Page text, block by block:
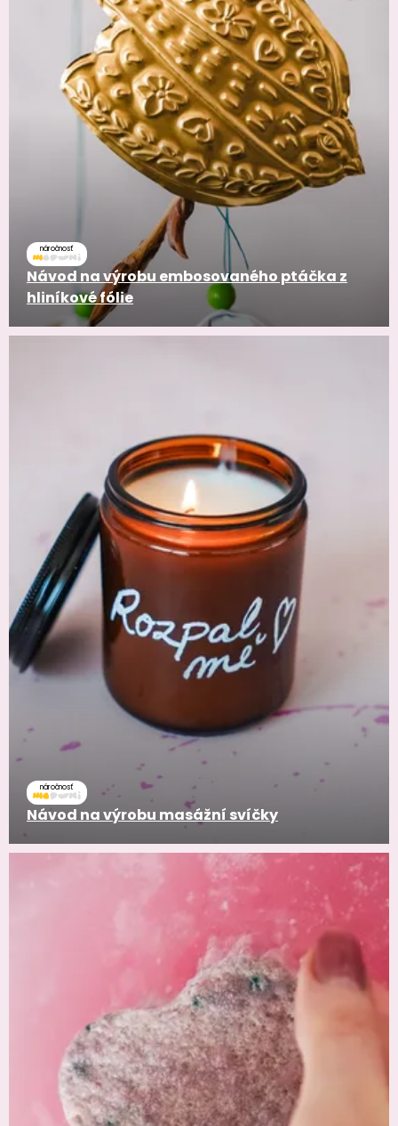
náročnosť
Návod na výrobu embosovaného ptáčka z
hliníkové fólie
náročnosť
Návod na výrobu masážní svíčky